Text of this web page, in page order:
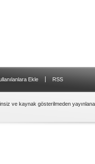
Ekle RSS
ve kaynak gösterilmeden